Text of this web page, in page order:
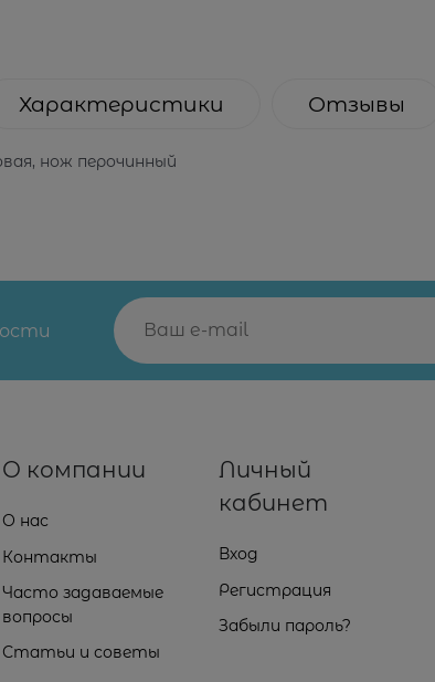
Характеристики Отзывы
нож перочинный
О компании
О нас
Контакты
Часто задаваемые
вопросы
Статьи и советы
Личный
кабинет
Вход
Регистрация
Забыли пароль?